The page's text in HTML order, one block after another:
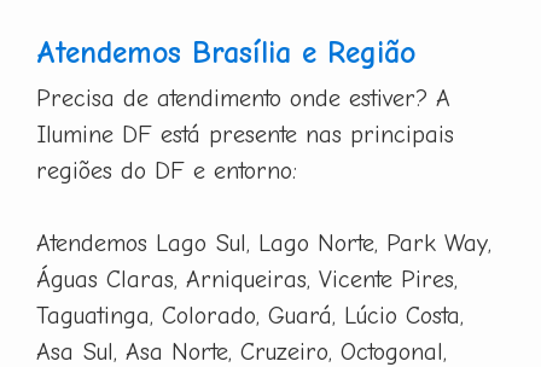
Atendemos Brasília e Região
Precisa de atendimento onde estiver? A
Ilumine DF está presente nas principais
regiões do DF e entorno:
Atendemos Lago Sul, Lago Norte, Park Way,
Águas Claras, Arniqueiras, Vicente Pires,
Taguatinga, Colorado, Guará, Lúcio Costa,
Asa Sul, Asa Norte, Cruzeiro, Octogonal,